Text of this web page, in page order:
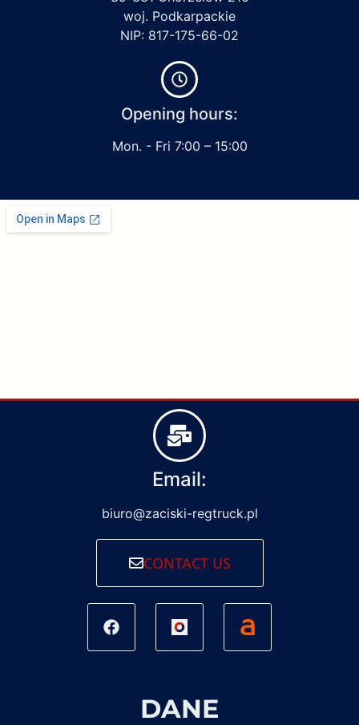
woj. Podkarpackie
NIP: 817-175-66-02
Opening hours:
Mon. - Fri 7:00 – 15:00
Email:
biuro@zaciski-regtruck.pl
CONTACT US
DANE